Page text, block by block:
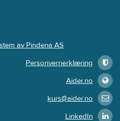
av Pindena AS
Personvernerklæring
Aider.no
kurs@aider.no
LinkedIn